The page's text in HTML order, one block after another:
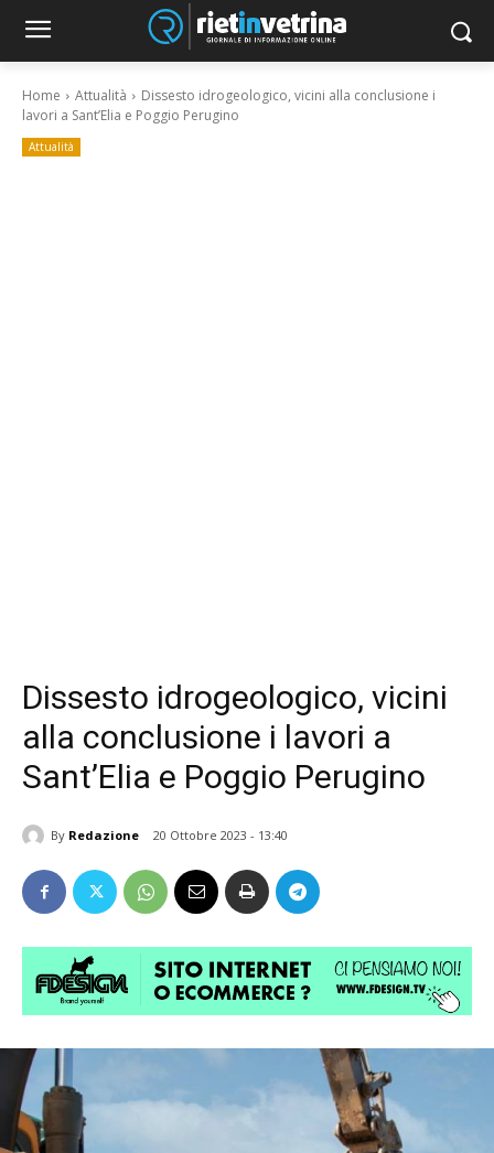
Home Attualità
Dissesto idrogeologico, vicini alla conclusione i
lavori a Sant’Elia e Poggio Perugino
Attualità
Dissesto idrogeologico, vicini
alla conclusione i lavori a
Sant’Elia e Poggio Perugino
By Redazione 20 Ottobre 2023 - 13:40